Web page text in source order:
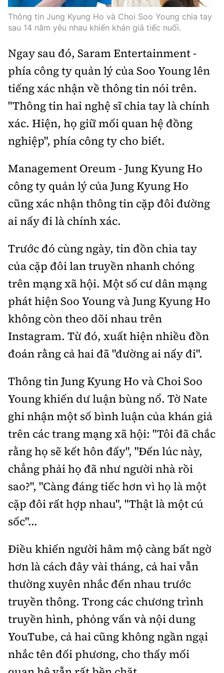
Tổng biên tập:Nguyễn Thị Hồng Nga
Phó Tổng biên tập:Nguyễn Sơn Tùng,
Hotline:
0901 514 799
Quảng cáo và Phát hành:
0915 057 282
Email:bandoc@baoxaydung.vn
Cấm sao chép dưới mọi hình thức nếu không có sự
chấp thuận bằng văn bản.
Thông tin tòa
soạn
Thông tin Jung Kyung Ho và Choi Soo Young chia tay
sau 14 năm yêu nhau khiến khán giả tiếc nuối.
Ngay sau đó, Saram Entertainment -
phía công ty quản lý của Soo Young lên
tiếng xác nhận về thông tin nói trên.
"Thông tin hai nghệ sĩ chia tay là chính
xác. Hiện, họ giữ mối quan hệ đồng
nghiệp", phía công ty cho biết.
Management Oreum - Jung Kyung Ho
công ty quản lý của Jung Kyung Ho
cũng xác nhận thông tin cặp đôi đường
ai nấy đi là chính xác.
Trước đó cùng ngày, tin đồn chia tay
của cặp đôi lan truyền nhanh chóng
trên mạng xã hội. Một số cư dân mạng
phát hiện Soo Young và Jung Kyung Ho
không còn theo dõi nhau trên
Instagram. Từ đó, xuất hiện nhiều đồn
đoán rằng cả hai đã "đường ai nấy đi".
Thông tin Jung Kyung Ho và Choi Soo
Young khiến dư luận bùng nổ. Tờ Nate
ghi nhận một số bình luận của khán giả
trên các trang mạng xã hội: "Tôi đã chắc
rằng họ sẽ kết hôn đấy", "Đến lúc này,
chẳng phải họ đã như người nhà rồi
sao?", "Càng đáng tiếc hơn vì họ là một
cặp đôi rất hợp nhau", "Thật là một cú
sốc"...
Điều khiến người hâm mộ càng bất ngờ
hơn là cách đây vài tháng, cả hai vẫn
thường xuyên nhắc đến nhau trước
truyền thông. Trong các chương trình
truyền hình, phỏng vấn và nội dung
YouTube, cả hai cũng không ngần ngại
nhắc tên đối phương, cho thấy mối